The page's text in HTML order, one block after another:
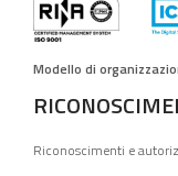
Modello di
Riconoscimenti e